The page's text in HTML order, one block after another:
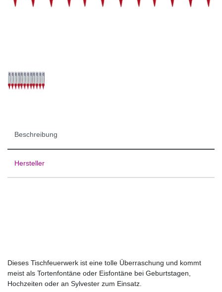
Beschreibung
Hersteller
Dieses Tischfeuerwerk ist eine tolle Überraschung und kommt
meist als Tortenfontäne oder Eisfontäne bei Geburtstagen,
Hochzeiten oder an Sylvester zum Einsatz.